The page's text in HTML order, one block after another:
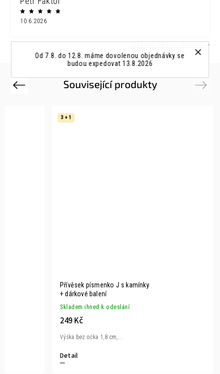
Od 7.8. do 12.8. máme dovolenou objednávky se
budou expedovat 13.8.2026
10.6.2026
Zobrazit další hodnocení
Související produkty
Previous
3 + 1
Přívěsek písmenko J s kamínky
+ dárkové balení
Skladem ihned k odeslání
249 Kč
Detail
Výška bez očka 1,8 cm,...
Next